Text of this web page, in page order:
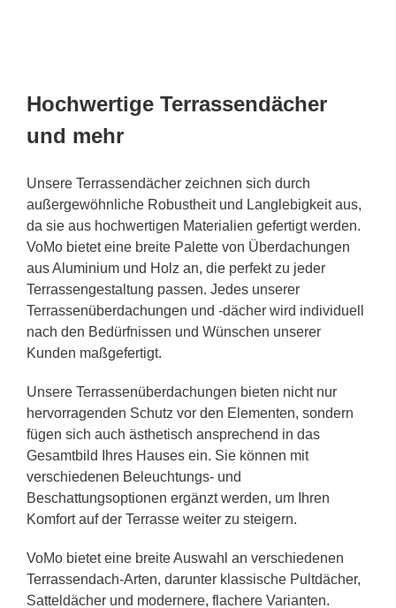
Hochwertige Terrassendächer
und mehr
Unsere Terrassendächer zeichnen sich durch
außergewöhnliche Robustheit und Langlebigkeit aus,
da sie aus hochwertigen Materialien gefertigt werden.
VoMo bietet eine breite Palette von Überdachungen
aus Aluminium und Holz an, die perfekt zu jeder
Terrassengestaltung passen. Jedes unserer
Terrassenüberdachungen und -dächer wird individuell
nach den Bedürfnissen und Wünschen unserer
Kunden maßgefertigt.
Unsere Terrassenüberdachungen bieten nicht nur
hervorragenden Schutz vor den Elementen, sondern
fügen sich auch ästhetisch ansprechend in das
Gesamtbild Ihres Hauses ein. Sie können mit
verschiedenen Beleuchtungs- und
Beschattungsoptionen ergänzt werden, um Ihren
Komfort auf der Terrasse weiter zu steigern.
VoMo bietet eine breite Auswahl an verschiedenen
Terrassendach-Arten, darunter klassische Pultdächer,
Satteldächer und modernere, flachere Varianten.